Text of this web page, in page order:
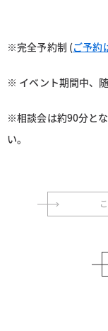
※完全予約制 (ご予約
※ イベント期間中、
※相談会は約90分と
い。